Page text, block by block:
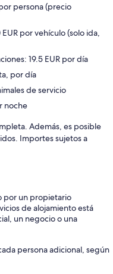
persona (precio
por vehículo (solo ida,
19.5 EUR por día
por día
de servicio
noche
Además, es posible
Importes sujetos a
por un propietario
de alojamiento está
un negocio o una
persona adicional, según